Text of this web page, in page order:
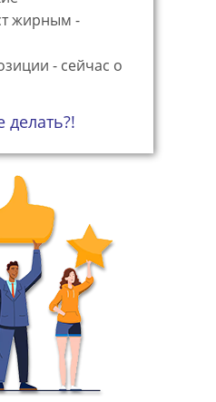
жирным -
- сейчас о
делать?!